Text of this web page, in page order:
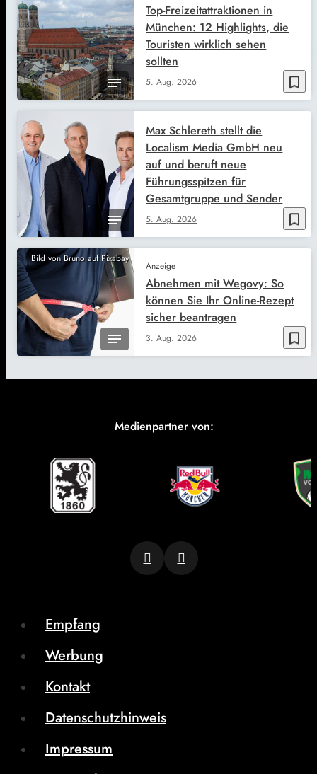
bookmark_border
5. Aug. 2026
Top-Freizeitattraktionen in
München: 12 Highlights, die
Touristen wirklich sehen
sollten
bookmark_border
5. Aug. 2026
Max Schlereth stellt die
Localism Media GmbH neu
auf und beruft neue
Führungsspitzen für
Gesamtgruppe und Sender
Bild von Bruno auf Pixabay
bookmark_border
Anzeige
3. Aug. 2026
Abnehmen mit Wegovy: So
können Sie Ihr Online-Rezept
sicher beantragen
Medienpartner von:
Empfang
Werbung
Kontakt
Datenschutzhinweis
Impressum